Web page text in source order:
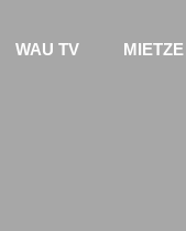
WAU TV